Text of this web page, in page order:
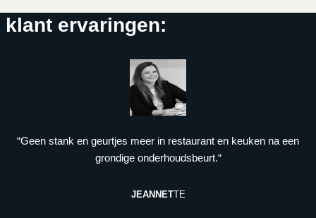
klant ervaringen:
“Geen stank en geurtjes meer in restaurant en keuken na een
grondige onderhoudsbeurt.“
JEANNETTE